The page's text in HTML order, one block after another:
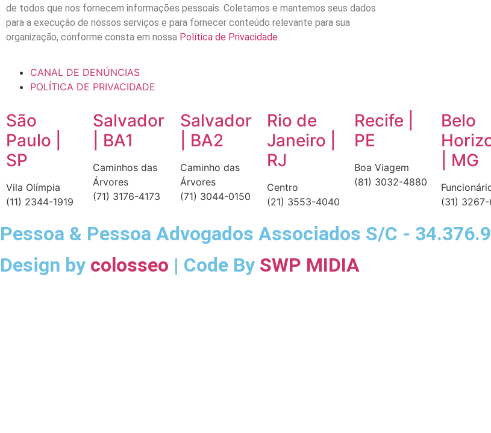
de todos que nos fornecem informações pessoais. Coletamos e mantemos seus dados
para a execução de nossos serviços e para fornecer conteúdo relevante para sua
organização, conforme consta em nossa Política de Privacidade.
CANAL DE DENÚNCIAS
POLÍTICA DE PRIVACIDADE
São
Paulo |
SP
Vila Olímpia
(11) 2344-1919
Salvador
| BA1
Caminhos das
Árvores
(71) 3176-4173
Salvador
| BA2
Caminho das
Árvores
(71) 3044-0150
Rio de
Janeiro |
RJ
Centro
(21) 3553-4040
Recife |
PE
Boa Viagem
(81) 3032-4880
Belo
| MG
(31)
Pessoa & Pessoa Advogados Associados S/C -
Design by colosseo | Code By SWP MIDIA